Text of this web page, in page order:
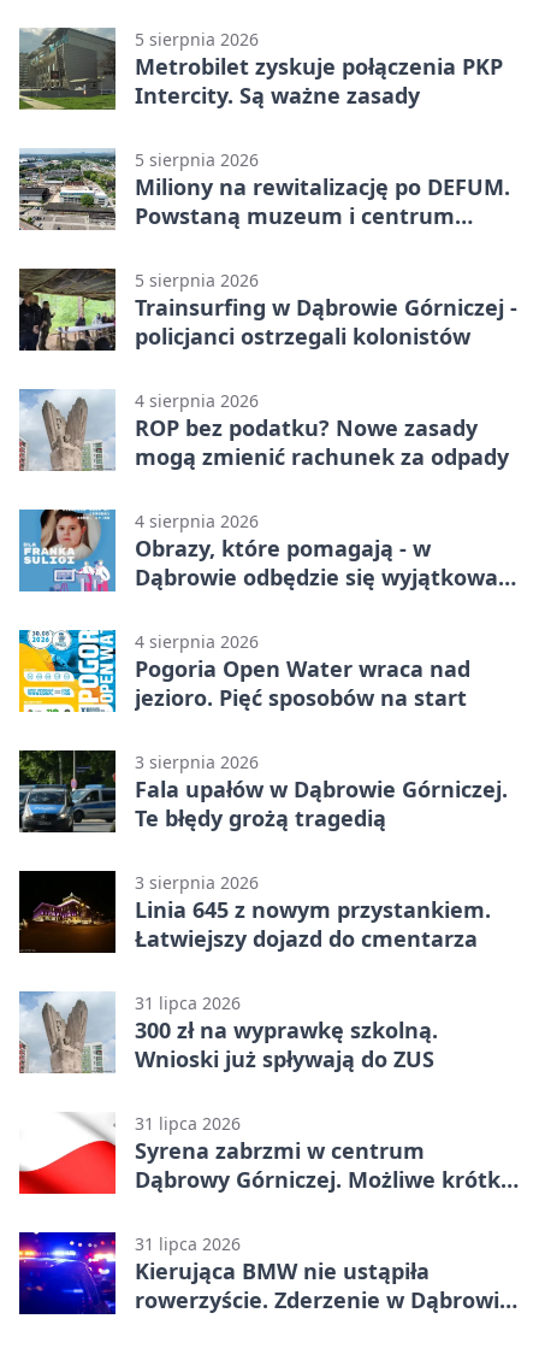
5 sierpnia 2026
Metrobilet zyskuje połączenia PKP
Intercity. Są ważne zasady
5 sierpnia 2026
Miliony na rewitalizację po DEFUM.
Powstaną muzeum i centrum
5 sierpnia 2026
Trainsurfing w Dąbrowie Górniczej -
policjanci ostrzegali kolonistów
4 sierpnia 2026
ROP bez podatku? Nowe zasady
mogą zmienić rachunek za odpady
4 sierpnia 2026
Obrazy, które pomagają - w
Dąbrowie odbędzie się wyjątkowa
4 sierpnia 2026
Pogoria Open Water wraca nad
jezioro. Pięć sposobów na start
3 sierpnia 2026
Fala upałów w Dąbrowie Górniczej.
Te błędy grożą tragedią
3 sierpnia 2026
Linia 645 z nowym przystankiem.
Łatwiejszy dojazd do cmentarza
31 lipca 2026
300 zł na wyprawkę szkolną.
Wnioski już spływają do ZUS
31 lipca 2026
Syrena zabrzmi w centrum
Dąbrowy Górniczej. Możliwe krótkie
31 lipca 2026
Kierująca BMW nie ustąpiła
rowerzyście. Zderzenie w Dąbrowie